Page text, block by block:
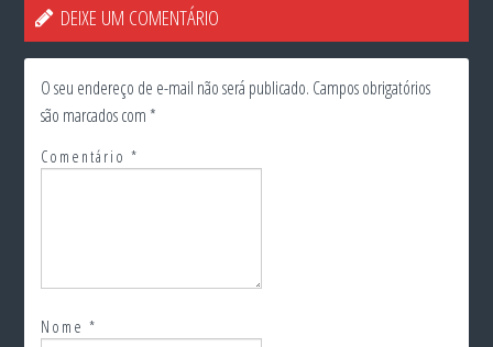
DEIXE UM COMENTÁRIO
O seu endereço de e-mail não será publicado. Campos obrigatórios
são marcados com *
Comentário*
Nome*